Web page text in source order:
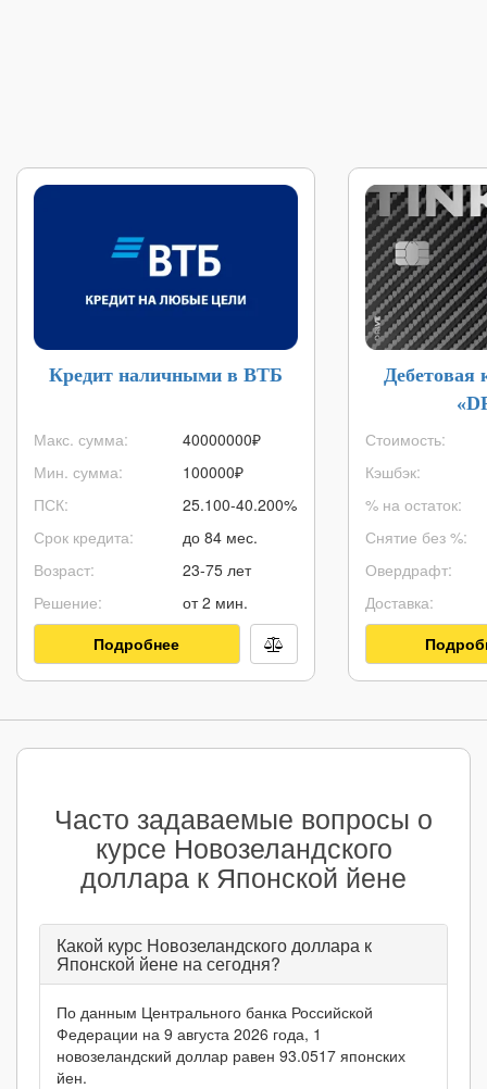
Кредит наличными в ВТБ
Макс. сумма:
Мин. сумма:
ПСК:
Срок кредита:
Возраст:
Решение:
40000000₽
100000₽
25.100-40.200%
до 84 мес.
23-75 лет
от 2 мин.
Подробнее
Дебетовая
Стоимость:
Кэшбэк:
% на остаток:
Снятие без %:
Овердрафт:
Доставка:
Часто задаваемые вопросы о
курсе Новозеландского
доллара к Японской йене
Какой курс Новозеландского доллара к
Японской йене на сегодня?
По данным Центрального банка Российской
Федерации на 9 августа 2026 года, 1
новозеландский доллар равен 93.0517 японских
йен.